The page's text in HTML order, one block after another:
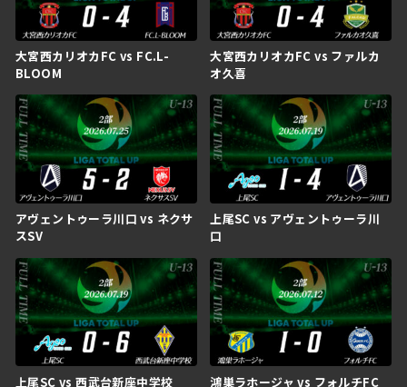
大宮西カリオカFC vs FC.L-
BLOOM
大宮西カリオカFC vs ファルカ
オ久喜
アヴェントゥーラ川口 vs ネクサ
スSV
上尾SC vs アヴェントゥーラ川
口
上尾SC vs 西武台新座中学校 鴻巣ラホージャ vs フォルチFC